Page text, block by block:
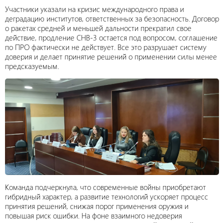
Участники указали на кризис международного права и
деградацию институтов, ответственных за безопасность. Договор
о ракетах средней и меньшей дальности прекратил свое
действие, продление СНВ-3 остается под вопросом, соглашение
по ПРО фактически не действует. Все это разрушает систему
доверия и делает принятие решений о применении силы менее
предсказуемым.
Команда подчеркнула, что современные войны приобретают
гибридный характер, а развитие технологий ускоряет процесс
принятия решений, снижая порог применения оружия и
повышая риск ошибки. На фоне взаимного недоверия